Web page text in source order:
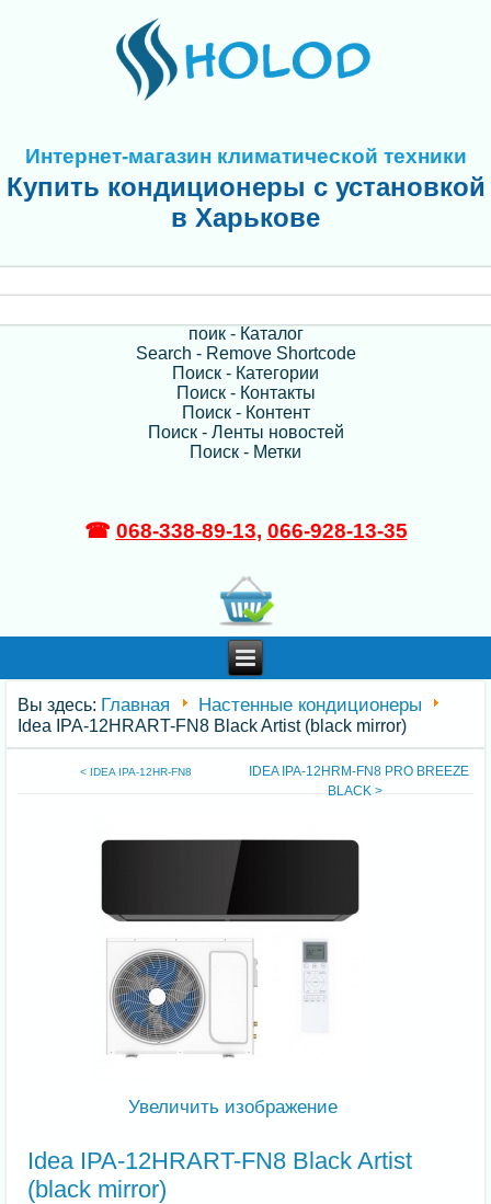
Интернет-магазин климатической техники
Купить кондиционеры с установкой
в Харькове
поик - Каталог
Search - Remove Shortcode
Поиск - Категории
Поиск - Контакты
Поиск - Контент
Поиск - Ленты новостей
Поиск - Метки
☎ 068-338-89-13, 066-928-13-35
Вы здесь: Главная Настенные кондиционеры
Idea IPA-12HRART-FN8 Black Artist (black mirror)
< IDEA IPA-12HR-FN8
IDEA IPA-12HRM-FN8 PRO BREEZE
BLACK >
Увеличить изображение
Idea IPA-12HRART-FN8 Black Artist
(black mirror)